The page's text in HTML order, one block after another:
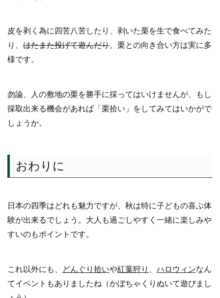
皮を剥く為に四苦八苦したり、剥いた栗を生で食べてみた
り、 はたまた投げて遊んだり。栗との向き合い方は実に多
様です。
勿論、人の敷地の栗を勝手に採ってはいけませんが、もし
採取出来る機会があれば「栗拾い」をしてみてはいかがで
しょうか。
おわりに
日本の四季はどれも魅力ですが、秋は特に子どもの喜ぶ体
験が出来るでしょう。大人も過ごしやすく一緒に楽しみや
すいのもポイントです。
これ以外にも、 どんぐり拾いや紅葉狩り ハロウィンなん
てイベントもありましたね（かぼちゃくりぬいて遊びまし